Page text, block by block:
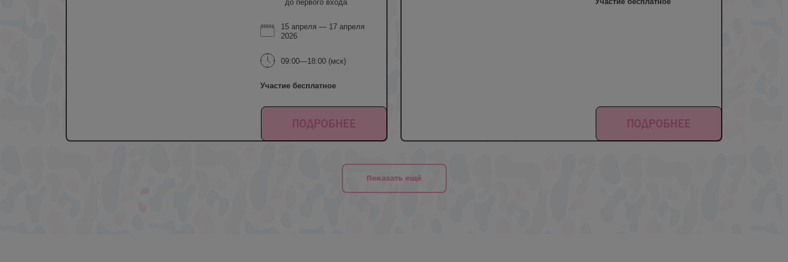
до первого входа
15 апреля — 17 апреля
2026
09:00—18:00 (мск)
Участие бесплатное
ПОДРОБНЕЕ ПОДРОБНЕЕ
Показать ещё